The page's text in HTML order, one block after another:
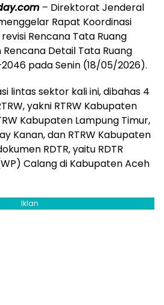
– Direktorat Jenderal
Rapat Koordinasi
Rencana Tata Ruang
Rencana Detail Tata Ruang
pada Senin (18/05/2026).
lintas sektor kali ini, dibahas 4
yakni RTRW Kabupaten
Kabupaten Lampung Timur,
Kanan, dan RTRW Kabupaten
RDTR, yaitu RDTR
Calang di Kabupaten Aceh
Iklan